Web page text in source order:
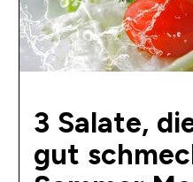
3 Salate,
gut